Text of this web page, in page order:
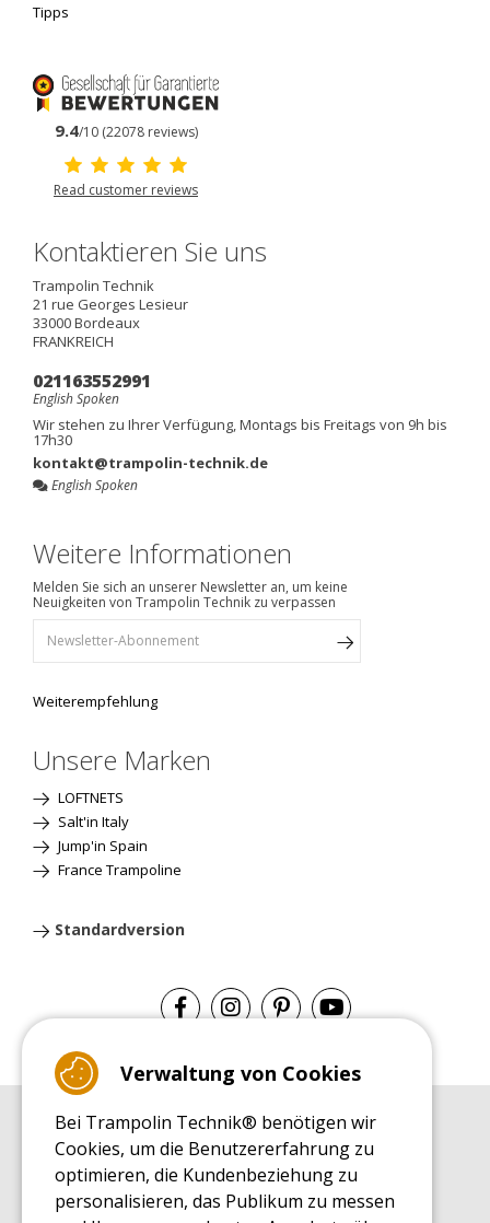
Tipps
9.4/10 (22078 reviews)
Read customer reviews
Kontaktieren Sie uns
Trampolin Technik
21 rue Georges Lesieur
33000Bordeaux
FRANKREICH
021163552991
English Spoken
Wir stehen zu Ihrer Verfügung, Montags bis Freitags von 9h bis
17h30
kontakt@trampolin-technik.de
English Spoken
Weitere Informationen
Melden Sie sich an unserer Newsletter an, um keine
Neuigkeiten von Trampolin Technik zu verpassen
Weiterempfehlung
Unsere Marken
LOFTNETS
Salt'in Italy
Jump'in Spain
France Trampoline
Standardversion
EINKAUFSRATGEBER
Einkaufsratgeber
MONTAGE RATGEBER
Montagehinweise für ein Freizeit Trampolin
Verwaltung von Cookies
Bei Trampolin Technik® benötigen wir
Cookies, um die Benutzererfahrung zu
optimieren, die Kundenbeziehung zu
personalisieren, das Publikum zu messen